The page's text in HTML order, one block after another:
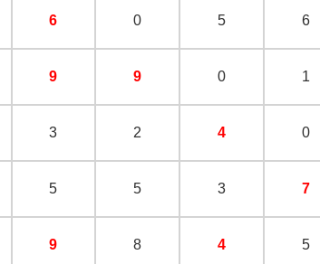
6 0 5 6
9 9 0 1
3 2 4 0
5 5 3 7
9 8 4 5